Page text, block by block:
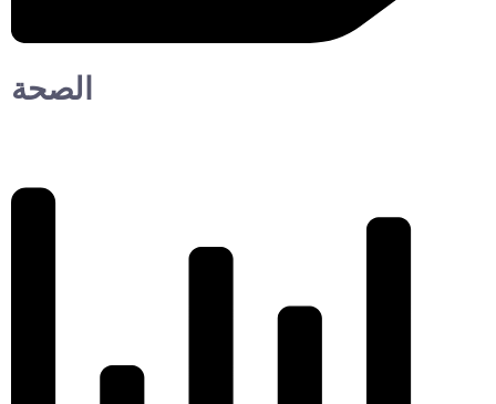
الصحة